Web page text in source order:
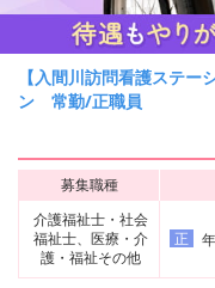
【入間川訪問看護ステー
ン 常勤/正職員
募集職種
介護福祉士・社会
福祉士、医療・介
護・福祉その他
正